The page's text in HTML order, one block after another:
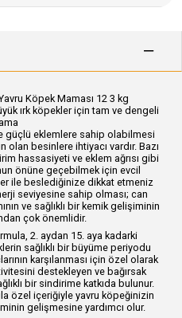
Köpek Maması 12 3 kg
ırk köpekler için tam ve dengeli
güçlü eklemlere sahip olabilmesi
besinlere ihtiyacı vardır. Bazı
hassasiyeti ve eklem ağrısı gibi
önüne geçebilmek için evcil
ile beslediğinize dikkat etmeniz
seviyesine sahip olması; can
ve sağlıklı bir kemik gelişiminin
çok önemlidir.
2. aydan 15. aya kadarki
sağlıklı bir büyüme periyodu
karşılanması için özel olarak
destekleyen ve bağırsak
bir sindirime katkıda bulunur.
özel içeriğiyle yavru köpeğinizin
gelişmesine yardımcı olur.